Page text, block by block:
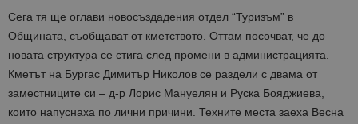
Сега тя ще оглави новосъздадения отдел “Туризъм” в
Общината, съобщават от кметството. Оттам посочват, че до
новата структура се стига след промени в администрацията.
Кметът на Бургас Димитър Николов се раздели с двама от
заместниците си – д-р Лорис Мануелян и Руска Бояджиева,
които напуснаха по лични причини. Техните места заеха Весна